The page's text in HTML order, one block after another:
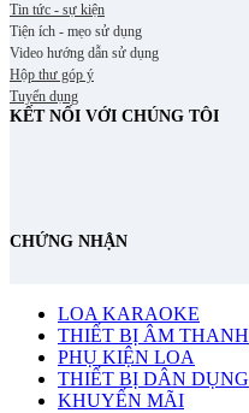
Tin tức - sự kiện
Tiện ích - mẹo sử dụng
Video hướng dẫn sử dụng
Hộp thư góp ý
Tuyển dụng
KẾT NỐI VỚI CHÚNG TÔI
CHỨNG NHẬN
LOA KARAOKE
THIẾT BỊ ÂM THANH
PHỤ KIỆN LOA
THIẾT BỊ DÂN DỤNG
KHUYẾN MÃI